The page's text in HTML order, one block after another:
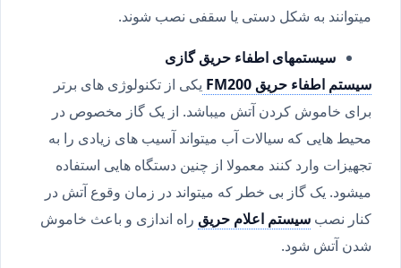
میتوانند به شکل دستی یا سقفی نصب شوند.
سیستمهای اطفاء حریق گازی
سیستم اطفاء حریق FM200
یکی از تکنولوژی های برتر
برای خاموش کردن آتش میباشد. از یک گاز مخصوص در
محیط هایی که سیالات آب میتواند آسیب های زیادی را به
تجهیزات وارد کنند معمولا از چنین دستگاه هایی استفاده
میشود. یک گاز بی خطر که میتواند در زمان وقوع آتش در
کنار نصب سیستم اعلام حریقراه اندازی و باعث خاموش
شدن آتش شود.